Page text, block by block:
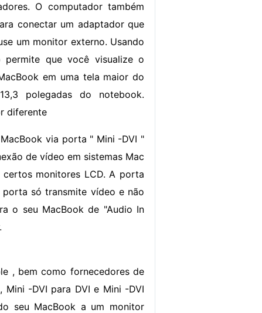
O computador também
conectar um adaptador que
um monitor externo. Usando
permite que você visualize o
em uma tela maior do
polegadas do notebook.
diferente
via porta " Mini -DVI "
de vídeo em sistemas Mac
monitores LCD. A porta
só transmite vídeo e não
o seu MacBook de "Audio In
, bem como fornecedores de
Mini -DVI para DVI e Mini -DVI
seu MacBook a um monitor